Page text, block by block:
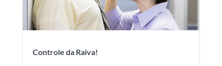
Controle da Raiva!